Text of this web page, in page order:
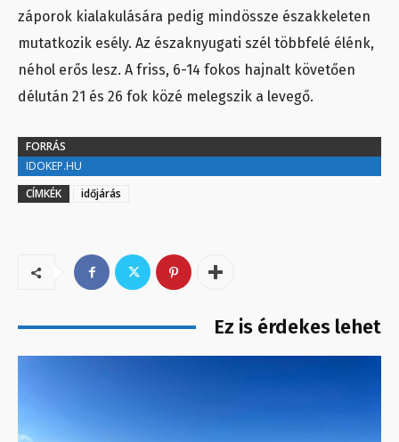
záporok kialakulására pedig mindössze északkeleten
mutatkozik esély. Az északnyugati szél többfelé élénk,
néhol erős lesz. A friss, 6-14 fokos hajnalt követően
délután 21 és 26 fok közé melegszik a levegő.
FORRÁS
IDOKEP.HU
CÍMKÉK
időjárás
Ez is érdekes lehet